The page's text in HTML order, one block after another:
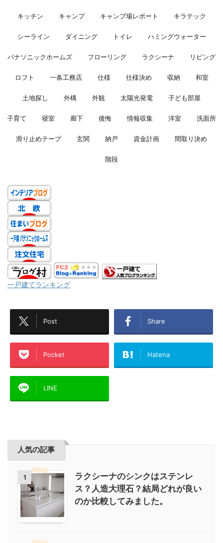
キッチン キャンプ キャンプ場レポート キラテック
シーライン ダイニング トイレ ハミングウォーター
パナソニックホームズ フローリング ラクシーナ リビング
ロフト 一条工務店 仕様 仕様決め 収納 和室
土地探し 外構 外観 太陽光発電 子ども部屋
子育て 寝室 廊下 後悔 情報収集 洋室 洗面所
滑り止めテープ 玄関 納戸 資金計画 間取り決め
階段
一戸建てランキング
Post Share
Pocket Hatena
LINE
人気の記事
1
ラクシーナのシンクはステンレ
ス？人造大理石？結局どれが良い
のか比較してみました。